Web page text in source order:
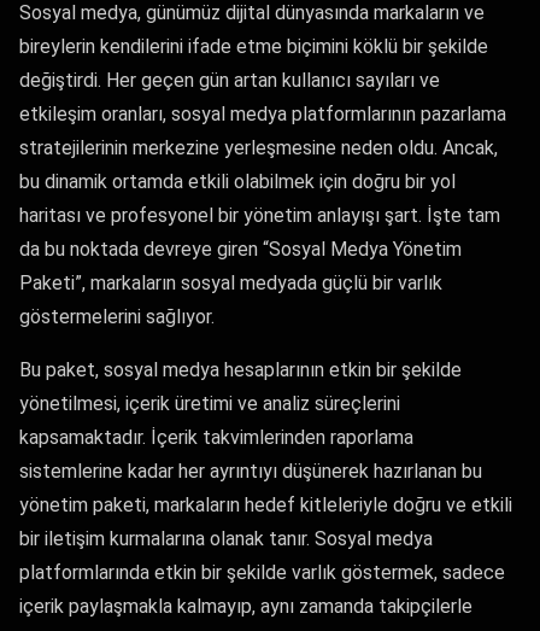
Sosyal medya, günümüz dijital dünyasında markaların ve
bireylerin kendilerini ifade etme biçimini köklü bir şekilde
değiştirdi. Her geçen gün artan kullanıcı sayıları ve
etkileşim oranları, sosyal medya platformlarının pazarlama
stratejilerinin merkezine yerleşmesine neden oldu. Ancak,
bu dinamik ortamda etkili olabilmek için doğru bir yol
haritası ve profesyonel bir yönetim anlayışı şart. İşte tam
da bu noktada devreye giren “Sosyal Medya Yönetim
Paketi”, markaların sosyal medyada güçlü bir varlık
göstermelerini sağlıyor.
Bu paket, sosyal medya hesaplarının etkin bir şekilde
yönetilmesi, içerik üretimi ve analiz süreçlerini
kapsamaktadır. İçerik takvimlerinden raporlama
sistemlerine kadar her ayrıntıyı düşünerek hazırlanan bu
yönetim paketi, markaların hedef kitleleriyle doğru ve etkili
bir iletişim kurmalarına olanak tanır. Sosyal medya
platformlarında etkin bir şekilde varlık göstermek, sadece
içerik paylaşmakla kalmayıp, aynı zamanda takipçilerle